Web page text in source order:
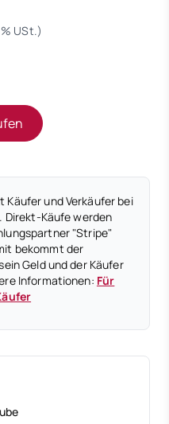
USt.)
Tab)
Tab)
Käufer und Verkäufer bei
Direkt-Käufe werden
"Stripe"
bekommt der
Geld und der Käufer
Informationen: Für